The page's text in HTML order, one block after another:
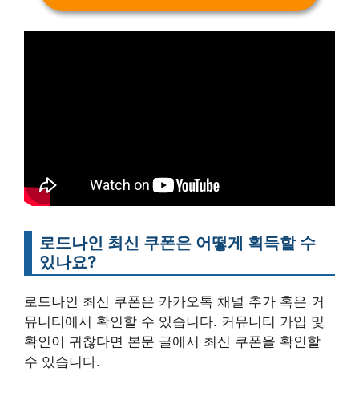
로드나인 최신 쿠폰은 어떻게 획득할 수
있나요?
로드나인 최신 쿠폰은 카카오톡 채널 추가 혹은 커
뮤니티에서 확인할 수 있습니다. 커뮤니티 가입 및
확인이 귀찮다면 본문 글에서 최신 쿠폰을 확인할
수 있습니다.